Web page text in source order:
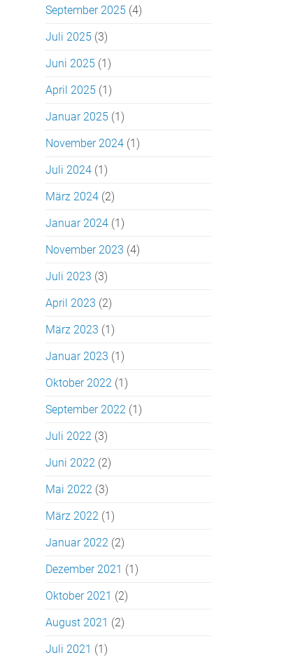
September 2025(4)
Juli 2025(3)
Juni 2025(1)
April 2025(1)
Januar 2025(1)
November 2024(1)
Juli 2024(1)
März 2024(2)
Januar 2024(1)
November 2023 (4)
Juli 2023 (3)
April 2023 (2)
März 2023 (1)
Januar 2023 (1)
Oktober 2022(1)
September 2022(1)
Juli 2022(3)
Juni 2022(2)
Mai 2022(3)
März 2022(1)
Januar 2022(2)
Dezember 2021 (1)
Oktober 2021 (2)
August 2021 (2)
Juli 2021 (1)